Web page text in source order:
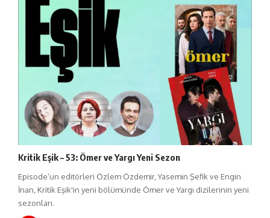
Kritik Eşik – 53: Ömer ve Yargı Yeni Sezon
Episode’un editörleri Özlem Özdemir, Yasemin Şefik ve Engin
İnan, Kritik Eşik'in yeni bölümünde Ömer ve Yargı dizilerinin yeni
sezonları.